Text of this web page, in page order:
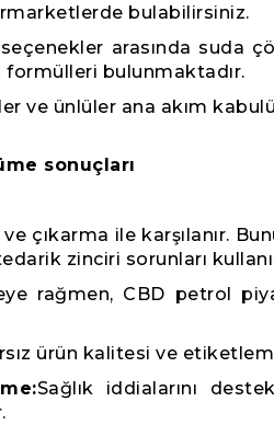
bulabilirsiniz.
arasında suda
bulunmaktadır.
ve ünlüler ana akım kabulü
sonuçları
çıkarma ile karşılanır.
zinciri sorunları
rağmen, CBD petrol
ürün kalitesi ve
Sağlık iddialarını